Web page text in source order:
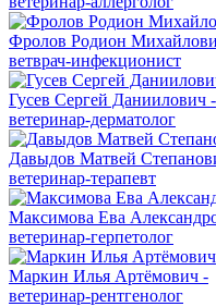
Фролов Родион
ветврач-инфекционист
Гусев Сергей Даниилович -
ветеринар-дерматолог
Давыдов Матвей
ветеринар-терапевт
Максимова Ева
ветеринар-герпетолог
Маркин Илья Артёмович -
ветеринар-рентгенолог